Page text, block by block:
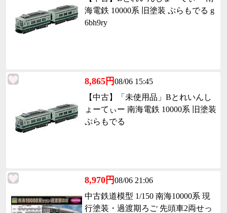
海電鉄 10000系 旧塗装 ぷらもでる g
6bh9ry
8,865円08/06 15:45
【中古】「未使用品」Bとれいんし
ょーてぃー 南海電鉄 10000系 旧塗装
ぷらもでる
8,970円08/06 21:06
中古鉄道模型 1/150 南海10000系 現
行塗装・過渡期ろご 先頭車2両せっ